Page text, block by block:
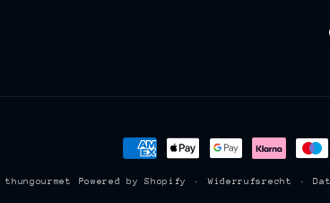
Zahlungsmethoden
thungourmet Powered by Shopify Widerrufsrecht